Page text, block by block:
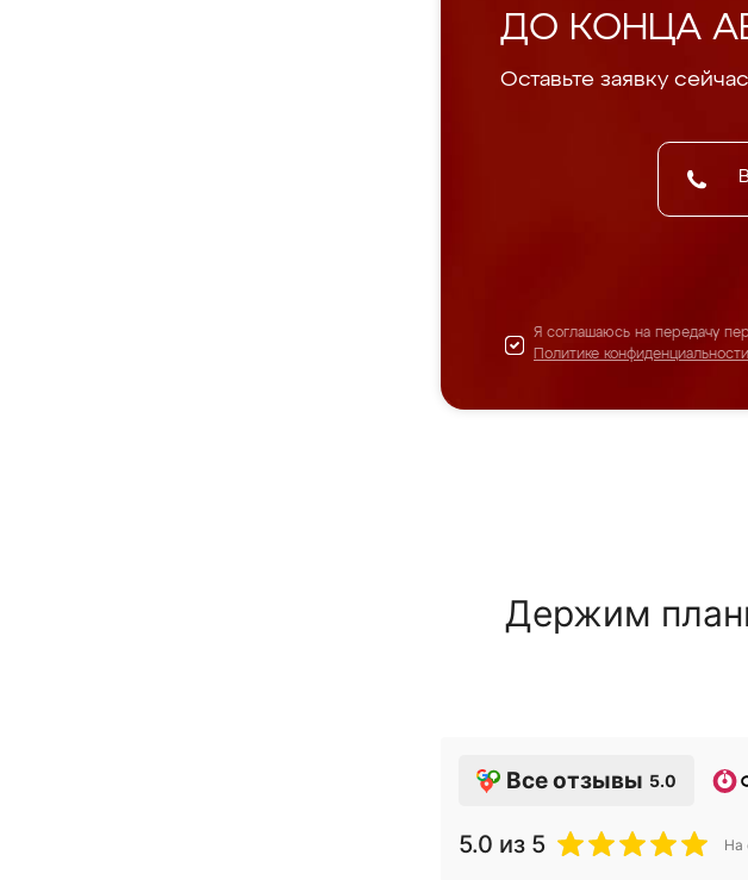
ДО КОНЦА
Оставьте заявку
Я соглашаюсь на передачу
Политике конфиденциальности
Держим
Все отзывы 5.0
5.0 из 5 На